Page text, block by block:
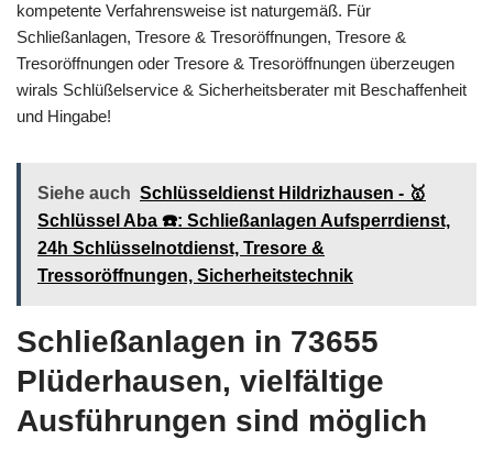
kompetente Verfahrensweise ist naturgemäß. Für
Schließanlagen, Tresore & Tresoröffnungen, Tresore &
Tresoröffnungen oder Tresore & Tresoröffnungen überzeugen
wirals Schlüßelservice & Sicherheitsberater mit Beschaffenheit
und Hingabe!
Siehe auch Schlüsseldienst Hildrizhausen - 🥇
Schlüssel Aba ☎️: Schließanlagen Aufsperrdienst,
24h Schlüsselnotdienst, Tresore &
Tressoröffnungen, Sicherheitstechnik
Schließanlagen in 73655
Plüderhausen, vielfältige
Ausführungen sind möglich